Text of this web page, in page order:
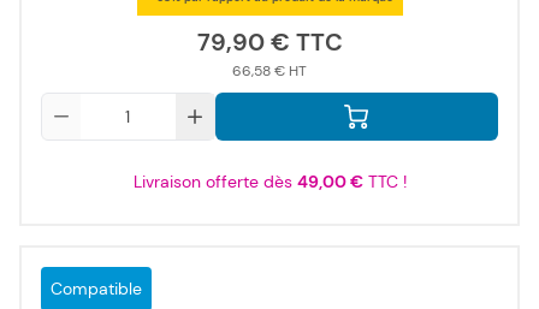
79,90 €
66,58 €
Livraison offerte dès 49,00 €TTC !
Compatible